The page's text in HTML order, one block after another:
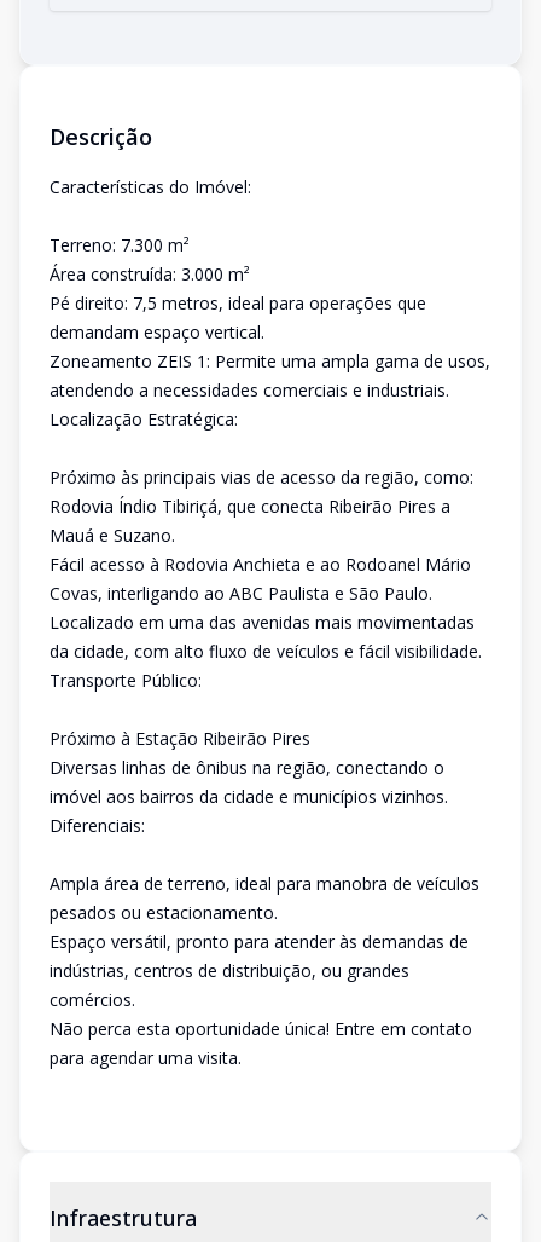
Descrição
Características do Imóvel:
Terreno: 7.300 m²
Área construída: 3.000 m²
Pé direito: 7,5 metros, ideal para operações que
demandam espaço vertical.
Zoneamento ZEIS 1: Permite uma ampla gama de usos,
atendendo a necessidades comerciais e industriais.
Localização Estratégica:
Próximo às principais vias de acesso da região, como:
Rodovia Índio Tibiriçá, que conecta Ribeirão Pires a
Mauá e Suzano.
Fácil acesso à Rodovia Anchieta e ao Rodoanel Mário
Covas, interligando ao ABC Paulista e São Paulo.
Localizado em uma das avenidas mais movimentadas
da cidade, com alto fluxo de veículos e fácil visibilidade.
Transporte Público:
Próximo à Estação Ribeirão Pires
Diversas linhas de ônibus na região, conectando o
imóvel aos bairros da cidade e municípios vizinhos.
Diferenciais:
Ampla área de terreno, ideal para manobra de veículos
pesados ou estacionamento.
Espaço versátil, pronto para atender às demandas de
indústrias, centros de distribuição, ou grandes
comércios.
Não perca esta oportunidade única! Entre em contato
para agendar uma visita.
Infraestrutura